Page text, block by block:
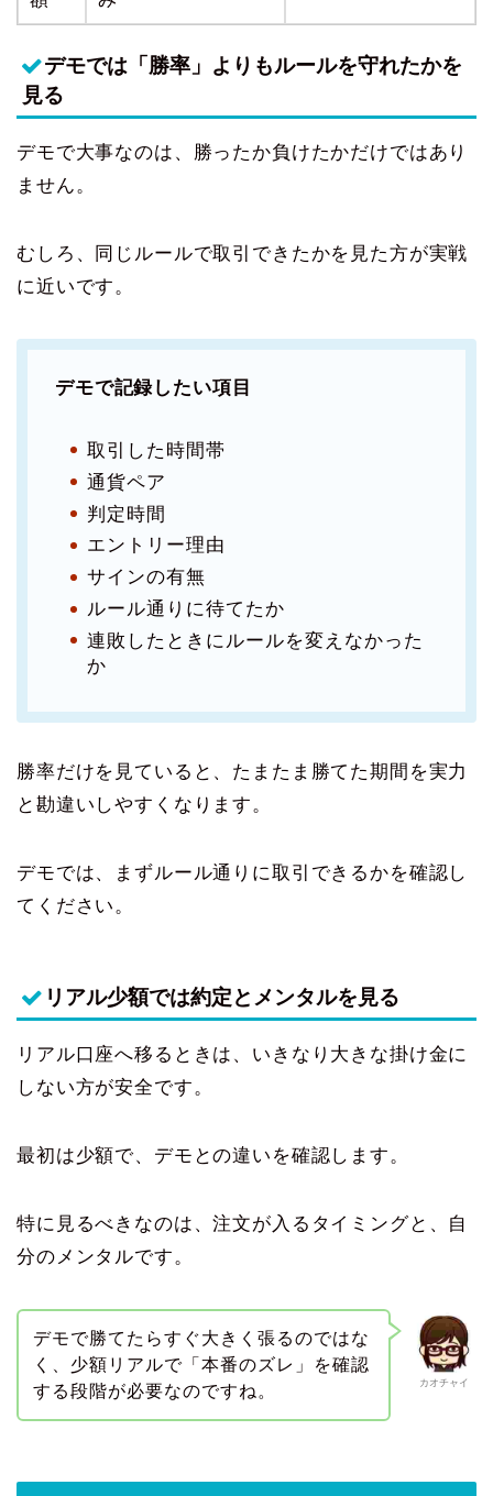
デモでは「勝率」よりもルールを守れたかを
見る
デモで大事なのは、勝ったか負けたかだけではあり
ません。
むしろ、同じルールで取引できたかを見た方が実戦
に近いです。
デモで記録したい項目
取引した時間帯
通貨ペア
判定時間
エントリー理由
サインの有無
ルール通りに待てたか
連敗したときにルールを変えなかった
か
勝率だけを見ていると、たまたま勝てた期間を実力
と勘違いしやすくなります。
デモでは、まずルール通りに取引できるかを確認し
てください。
リアル少額では約定とメンタルを見る
リアル口座へ移るときは、いきなり大きな掛け金に
しない方が安全です。
最初は少額で、デモとの違いを確認します。
特に見るべきなのは、注文が入るタイミングと、自
分のメンタルです。
カオチャイ
デモで勝てたらすぐ大きく張るのではな
く、少額リアルで「本番のズレ」を確認
する段階が必要なのですね。